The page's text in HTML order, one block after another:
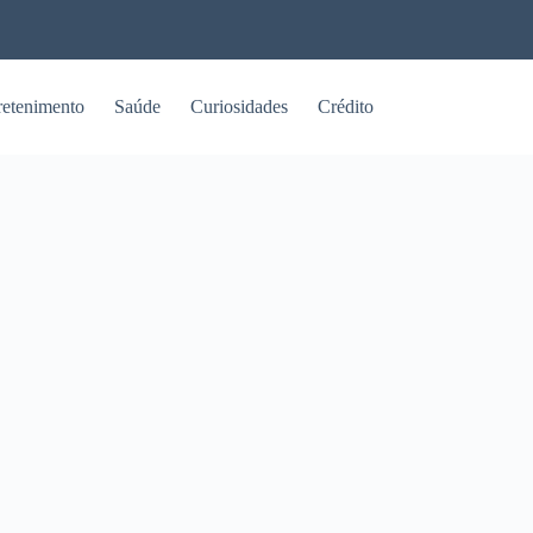
Saúde Curiosidades Crédito